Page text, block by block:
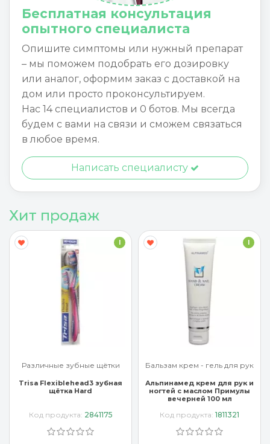
Бесплатная консультация
опытного специалиста
Опишите симптомы или нужный препарат
– мы поможем подобрать его дозировку
или аналог, оформим заказ с доставкой на
дом или просто проконсультируем.
Нас 14 специалистов и 0 ботов. Мы всегда
будем с вами на связи и сможем связаться
в любое время.
Написать специалисту
Хит продаж
Бальзам крем - гель для рук
Альпинамед крем для рук и
ногтей с маслом Примулы
Код продукта:1811321
Бальзам крем - гель для рук
Арроу крем для рук с
миндальным маслом 65 мл
Код продукта:3637407